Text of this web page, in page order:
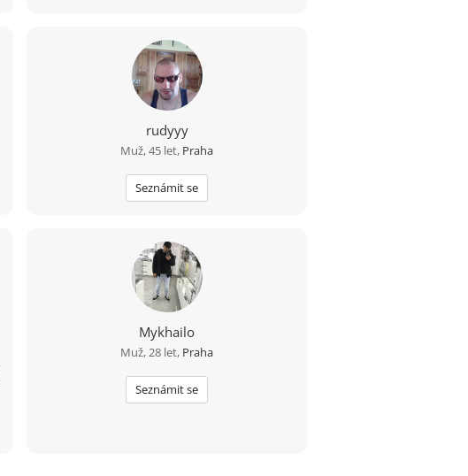
rudyyy
Muž, 45 let, Praha
Seznámit se
Mykhailo
Muž, 28 let, Praha
Seznámit se